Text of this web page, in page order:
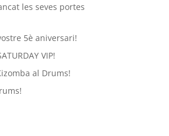
les seves portes
5è aniversari!
VIP!
al Drums!